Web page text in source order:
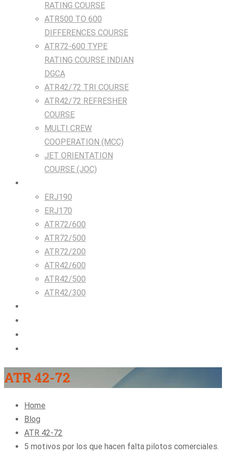
RATING COURSE
ATR500 TO 600
DIFFERENCES COURSE
ATR72-600 TYPE
RATING COURSE INDIAN
DGCA
ATR42/72 TRI COURSE
ATR42/72 REFRESHER
COURSE
MULTI CREW
COOPERATION (MCC)
JET ORIENTATION
COURSE (JOC)
ERJ190
ERJ170
ATR72/600
ATR72/500
ATR72/200
ATR42/600
ATR42/500
ATR42/300
ATR 42-72
Home
Blog
ATR 42-72
5 motivos por los que hacen falta pilotos comerciales.